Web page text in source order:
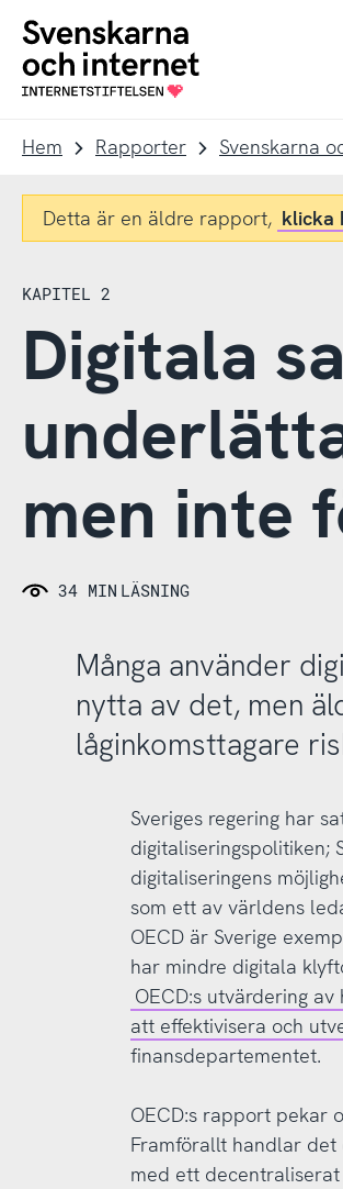
navigation
innehåll
To
startpage
Hem Rapporter Svenskarna
Detta är en äldre rapport, klicka
KAPITEL 2
Digitala
men inte
34 MIN LÄSNING
Många använder
nytta av det, men
låginkomsttagare
Sveriges regering har
digitaliseringspolitiken;
digitaliseringens
som ett av världens
OECD är Sverige
har mindre digitala
OECD:s utvärdering
att effektivisera och
finansdepartementet.
OECD:s rapport pekar
Framförallt handlar
med ett